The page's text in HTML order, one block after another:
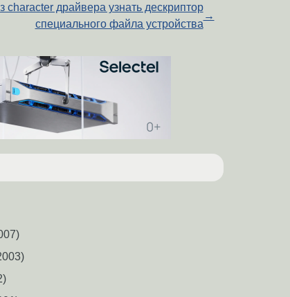
character драйвера узнать дескриптор
специального файла устройства
→